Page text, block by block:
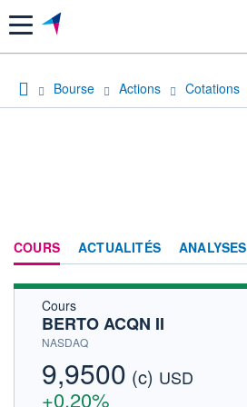
Menu
Bourse Actions Cotations
COURS ACTUALITÉS ANALYSES
Cours
BERTO ACQN II
NASDAQ
9,9500 (c) USD
+0,20%